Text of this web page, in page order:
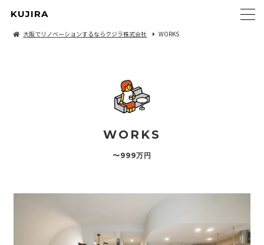
KUJIRA
大阪でリノベーションするならクジラ株式会社 WORKS
WORKS
〜999万円